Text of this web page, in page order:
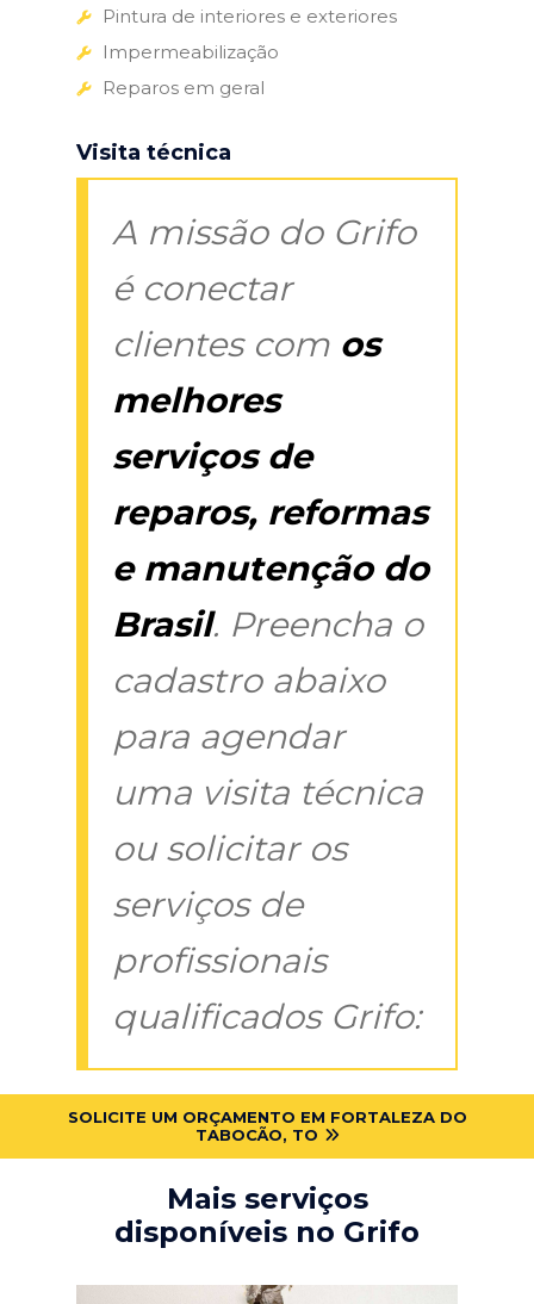
Pintura de interiores e exteriores
Impermeabilização
Reparos em geral
Visita técnica
A missão do Grifo
é conectar
clientes com os
melhores
serviços de
reparos, reformas
e manutenção do
Brasil. Preencha o
cadastro abaixo
para agendar
uma visita técnica
ou solicitar os
serviços de
profissionais
qualificados Grifo:
SOLICITE UM ORÇAMENTO EM FORTALEZA DO
TABOCÃO, TO
Mais serviços
disponíveis no Grifo